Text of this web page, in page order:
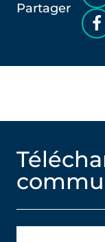
Partager